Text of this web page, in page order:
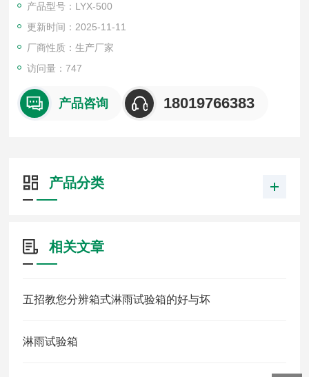
产品型号：LYX-500
更新时间：2025-11-11
厂商性质：生产厂家
访问量：747
产品咨询 18019766383
产品分类
相关文章
五招教您分辨箱式淋雨试验箱的好与坏
淋雨试验箱